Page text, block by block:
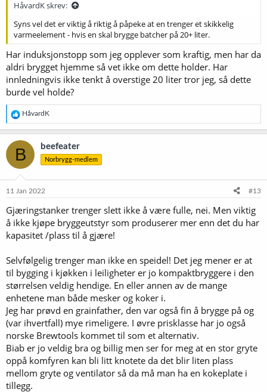
HåvardK skrev:
Syns vel det er viktig å riktig å påpeke at en trenger et skikkelig
varmeelement - hvis en skal brygge batcher på 20+ liter.
Har induksjonstopp som jeg opplever som kraftig, men har da
aldri brygget hjemme så vet ikke om dette holder. Har
innledningvis ikke tenkt å overstige 20 liter tror jeg, så dette
burde vel holde?
R
e
a
k
s
j
o
e
:
HåvardK
B beefeater
Norbrygg-medlem
11 Jan 2022 #13
Gjæringstanker trenger slett ikke å være fulle, nei. Men viktig
å ikke kjøpe bryggeutstyr som produserer mer enn det du har
kapasitet /plass til å gjære!
Selvfølgelig trenger man ikke en speidel! Det jeg mener er at
til bygging i kjøkken i leiligheter er jo kompaktbryggere i den
størrelsen veldig hendige. En eller annen av de mange
enhetene man både mesker og koker i.
Jeg har prøvd en grainfather, den var også fin å brygge på og
(var ihvertfall) mye rimeligere. I øvre prisklasse har jo også
norske Brewtools kommet til som et alternativ.
Biab er jo veldig bra og billig men ser for meg at en stor gryte
oppå komfyren kan bli litt knotete da det blir liten plass
mellom gryte og ventilator så da må man ha en kokeplate i
tillegg.